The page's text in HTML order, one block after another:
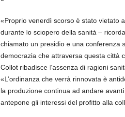
«Proprio venerdì scorso è stato vietato
durante lo sciopero della sanità –
chiamato un presidio e una conferenza
democrazia che attraversa questa città
Collot ribadisce l’assenza di ragioni
«L’ordinanza che verrà rinnovata è
la produzione continua ad andare
antepone gli interessi del profitto alla